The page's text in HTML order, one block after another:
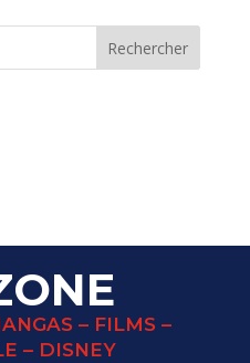
– FILMS –
– DISNEY